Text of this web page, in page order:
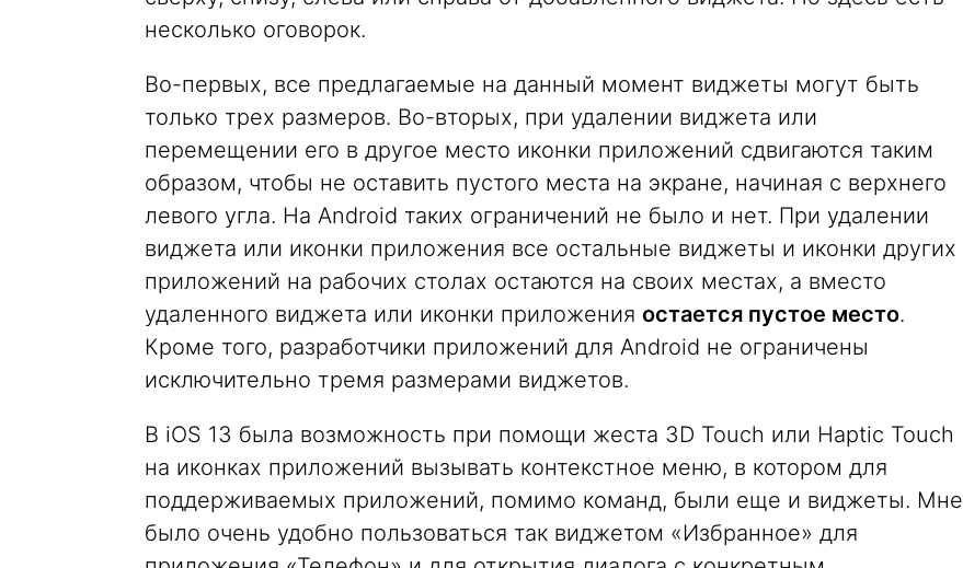
несколько оговорок.
Во-первых, все предлагаемые на данный момент виджеты могут быть
только трех размеров. Во-вторых, при удалении виджета или
перемещении его в другое место иконки приложений сдвигаются таким
образом, чтобы не оставить пустого места на экране, начиная с верхнего
левого угла. На Android таких ограничений не было и нет. При удалении
виджета или иконки приложения все остальные виджеты и иконки других
приложений на рабочих столах остаются на своих местах, а вместо
удаленного виджета или иконки приложения остается пустое место.
Кроме того, разработчики приложений для Android не ограничены
исключительно тремя размерами виджетов.
В iOS 13 была возможность при помощи жеста 3D Touch или Haptic Touch
на иконках приложений вызывать контекстное меню, в котором для
поддерживаемых приложений, помимо команд, были еще и виджеты. Мне
было очень удобно пользоваться так виджетом «Избранное» для